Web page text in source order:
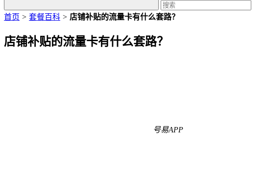
首页 > 套餐百科 > 店铺补贴的流量卡有什么套路？
店铺补贴的流量卡有什么套路？
号易APP